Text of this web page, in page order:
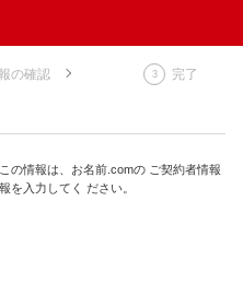
の確認 完了
の情報は、お名前.comの ご契約者情報
を入力してく ださい。